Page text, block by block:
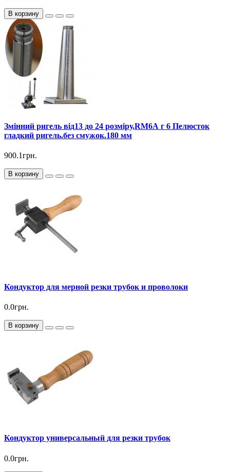
В корзину
Змінний ригель від13 до 24 розміру,RM6А г 6 Пелюсток
гладкий ригель.без смужок.180 мм
900.1грн.
В корзину
Кондуктор для мерной резки трубок и проволоки
0.0грн.
В корзину
Кондуктор универсальный для резки трубок
0.0грн.